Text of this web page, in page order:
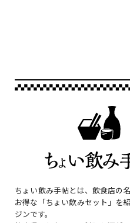
ちょい飲み手帖とは、飲食店の
お得な「ちょい飲みセット」を
ジンです。